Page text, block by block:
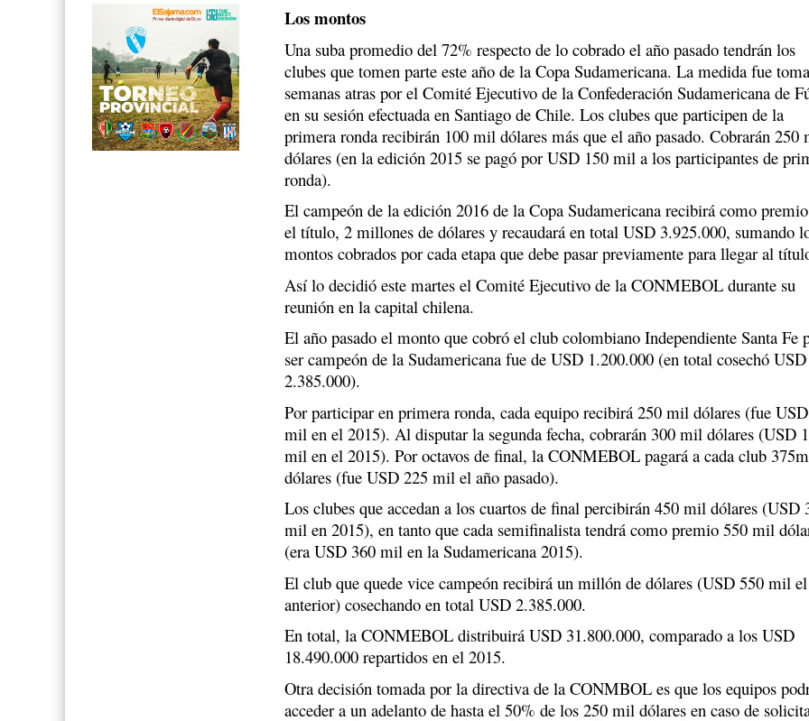
Los montos
Una suba promedio del 72% respecto de lo cobrado el año pasado tendrán los
clubes que tomen parte este año de la Copa Sudamericana. La medida fue
semanas atras por el Comité Ejecutivo de la Confederación Sudamericana de
en su sesión efectuada en Santiago de Chile. Los clubes que participen de la
primera ronda recibirán 100 mil dólares más que el año pasado. Cobrarán 250
dólares (en la edición 2015 se pagó por USD 150 mil a los participantes de
ronda).
El campeón de la edición 2016 de la Copa Sudamericana recibirá como
el título, 2 millones de dólares y recaudará en total USD 3.925.000, sumando
montos cobrados por cada etapa que debe pasar previamente para llegar al
Así lo decidió este martes el Comité Ejecutivo de la CONMEBOL durante su
reunión en la capital chilena.
El año pasado el monto que cobró el club colombiano Independiente Santa Fe
ser campeón de la Sudamericana fue de USD 1.200.000 (en total cosechó USD
2.385.000).
Por participar en primera ronda, cada equipo recibirá 250 mil dólares (fue
mil en el 2015). Al disputar la segunda fecha, cobrarán 300 mil dólares (USD
mil en el 2015). Por octavos de final, la CONMEBOL pagará a cada club
dólares (fue USD 225 mil el año pasado).
Los clubes que accedan a los cuartos de final percibirán 450 mil dólares (USD
mil en 2015), en tanto que cada semifinalista tendrá como premio 550 mil
(era USD 360 mil en la Sudamericana 2015).
El club que quede vice campeón recibirá un millón de dólares (USD 550 mil
anterior) cosechando en total USD 2.385.000.
En total, la CONMEBOL distribuirá USD 31.800.000, comparado a los USD
18.490.000 repartidos en el 2015.
Otra decisión tomada por la directiva de la CONMBOL es que los equipos
acceder a un adelanto de hasta el 50% de los 250 mil dólares en caso de